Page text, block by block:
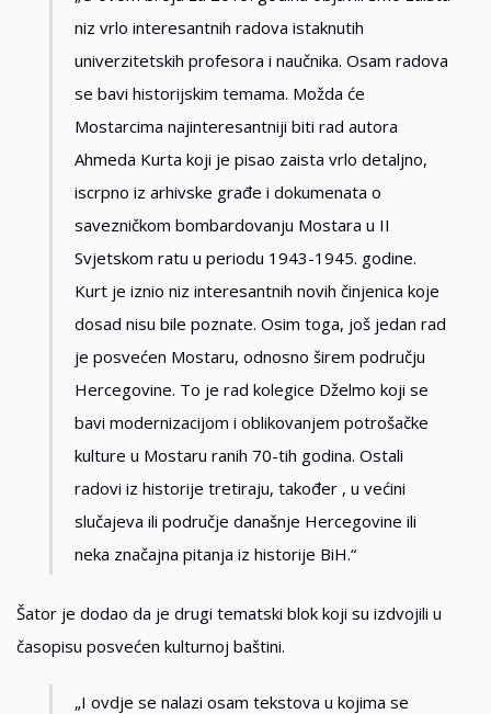
niz vrlo interesantnih radova istaknutih
univerzitetskih profesora i naučnika. Osam radova
se bavi historijskim temama. Možda će
Mostarcima najinteresantniji biti rad autora
Ahmeda Kurta koji je pisao zaista vrlo detaljno,
iscrpno iz arhivske građe i dokumenata o
savezničkom bombardovanju Mostara u II
Svjetskom ratu u periodu 1943-1945. godine.
Kurt je iznio niz interesantnih novih činjenica koje
dosad nisu bile poznate. Osim toga, još jedan rad
je posvećen Mostaru, odnosno širem području
Hercegovine. To je rad kolegice Dželmo koji se
bavi modernizacijom i oblikovanjem potrošačke
kulture u Mostaru ranih 70-tih godina. Ostali
radovi iz historije tretiraju, također , u većini
slučajeva ili područje današnje Hercegovine ili
neka značajna pitanja iz historije BiH.“
Šator je dodao da je drugi tematski blok koji su izdvojili u
časopisu posvećen kulturnoj baštini.
„I ovdje se nalazi osam tekstova u kojima se